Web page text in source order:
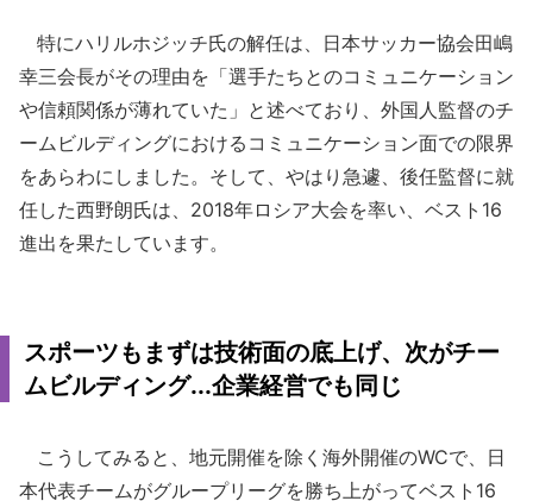
特にハリルホジッチ氏の解任は、日本サッカー協会田嶋
幸三会長がその理由を「選手たちとのコミュニケーション
や信頼関係が薄れていた」と述べており、外国人監督のチ
ームビルディングにおけるコミュニケーション面での限界
をあらわにしました。そして、やはり急遽、後任監督に就
任した西野朗氏は、2018年ロシア大会を率い、ベスト16
進出を果たしています。
スポーツもまずは技術面の底上げ、次がチー
ムビルディング...企業経営でも同じ
こうしてみると、地元開催を除く海外開催のWCで、日
本代表チームがグループリーグを勝ち上がってベスト16